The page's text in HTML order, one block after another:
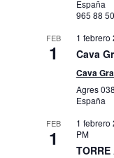
España
965 88
FEB
1
1 febrero
Cava
Cava
Agres
España
FEB
1
1 febrero
PM